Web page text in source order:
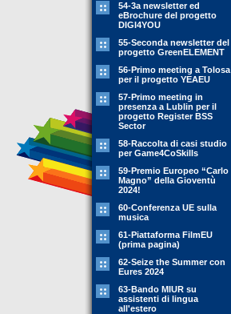
54-3a newsletter ed
eBrochure del progetto
DIGI4YOU
55-Seconda newsletter del
progetto GreenELEMENT
56-Primo meeting a Tolosa
per il progetto YEAEU
57-Primo meeting in
presenza a Lublin per il
progetto Register BSS
Sector
58-Raccolta di casi studio
per Game4CoSkills
59-Premio Europeo “Carlo
Magno” della Gioventù
2024!
60-Conferenza UE sulla
musica
61-Piattaforma FilmEU
(prima pagina)
62-Seize the Summer con
Eures 2024
63-Bando MIUR su
assistenti di lingua
all'estero